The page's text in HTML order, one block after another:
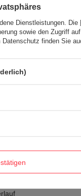
Santokumesser 7"
Dienstleistungen. Die
sowie den Zugriff
finden Sie